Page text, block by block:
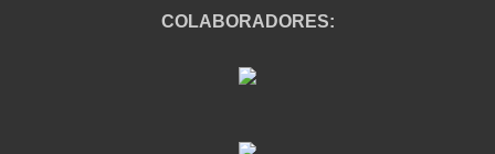
COLABORADORES: